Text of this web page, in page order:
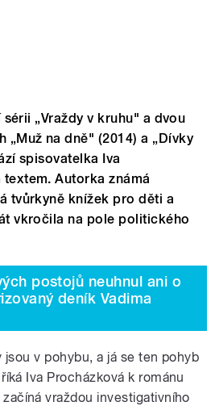
„Vraždy v kruhu" a dvou
„Muž na dně" (2014) a „Dívky
spisovatelka Iva
Autorka známá
tvůrkyně knížek pro děti a
vkročila na pole politického
postojů neuhnul ani o
deník Vadima
jsou v pohybu, a já se ten pohyb
Iva Procházková k románu
vraždou investigativního